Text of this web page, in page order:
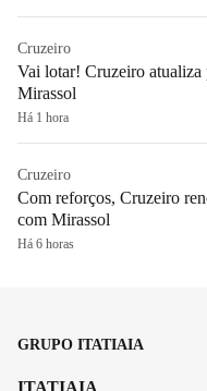
Cruzeiro
Vai lotar! Cruzeiro atualiza
Mirassol
Há 1 hora
Cruzeiro
Com reforços, Cruzeiro
com Mirassol
Há 6 horas
GRUPO ITATIAIA
ITATIAIA